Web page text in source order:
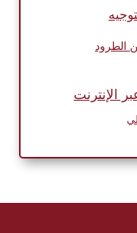
الإنترنت